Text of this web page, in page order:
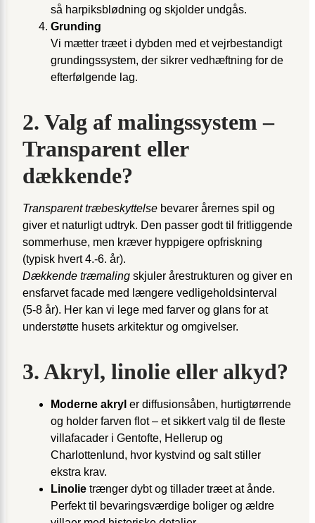
så harpiksblødning og skjolder undgås.
Grunding
Vi mætter træet i dybden med et vejrbestandigt
grundingssystem, der sikrer vedhæftning for de
efterfølgende lag.
2. Valg af malingssystem –
Transparent eller
dækkende?
Transparent træbeskyttelse bevarer årernes spil og
giver et naturligt udtryk. Den passer godt til fritliggende
sommerhuse, men kræver hyppigere opfriskning
(typisk hvert 4.-6. år).
Dækkende træmaling skjuler årestrukturen og giver en
ensfarvet facade med længere vedligeholdsinterval
(5-8 år). Her kan vi lege med farver og glans for at
understøtte husets arkitektur og omgivelser.
3. Akryl, linolie eller alkyd?
Moderne akryl er diffusionsåben, hurtigtørrende
og holder farven flot – et sikkert valg til de fleste
villafacader i Gentofte, Hellerup og
Charlottenlund, hvor kystvind og salt stiller
ekstra krav.
Linolie trænger dybt og tillader træet at ånde.
Perfekt til bevaringsværdige boliger og ældre